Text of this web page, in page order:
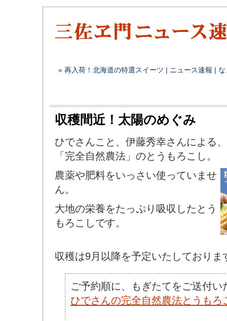
« 再入荷！北海道の特選スイーツ | ニュース速報 |
収穫間近！太陽のめぐみ
ひでさんこと、伊藤秀幸さんによる、
「完全自然農法」のとうもろこし。
農薬や肥料をいっさい使っていませ
ん。
大地の栄養をたっぷり吸収したとう
もろこしです。
収穫は9月以降を予定いたしておりま
ご予約順に、もぎたてをご送付い
ひでさんの完全自然農法とうもろ